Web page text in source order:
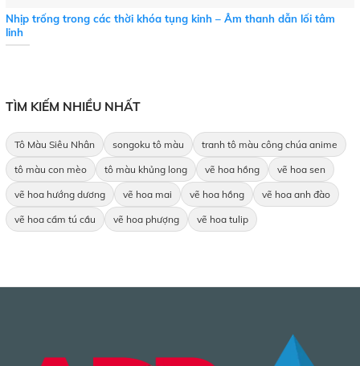
Nhịp trống trong các thời khóa tụng kinh – Âm thanh dẫn lối tâm
linh
TÌM KIẾM NHIỀU NHẤT
Tô Màu Siêu Nhân songoku tô màu tranh tô màu công chúa anime
tô màu con mèo tô màu khủng long vẽ hoa hồng vẽ hoa sen
vẽ hoa hướng dương vẽ hoa mai vẽ hoa hồng vẽ hoa anh đào
vẽ hoa cẩm tú cầu vẽ hoa phượng vẽ hoa tulip